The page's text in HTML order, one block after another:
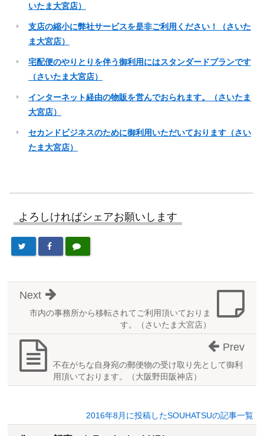
いたま大宮店）
支店の縮小に弊社サービスを是非ご利用ください！（さいた
ま大宮店）
宅配便のやりとりを伴う御利用にはスタンダードプランです
（さいたま大宮店）
インターネット経由の物販を営んでおられます。（さいたま
大宮店）
セカンドビジネスのために御利用いただいております（さい
たま大宮店）
よろしければシェアお願いします
市内の事務所から移転されてご利用頂いておりま
す。（さいたま大宮店）
Next
不在がちな自身宛の郵便物の受け取り先として御利
用頂いております。（大阪野田阪神店）
Prev
2016年8月に投稿したSOUHATSUの記事一覧